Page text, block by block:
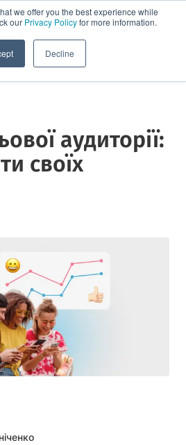
we offer you the best experience while
our Privacy Policyfor more information.
Decline
Спробувати демо
аудиторії:
своїх